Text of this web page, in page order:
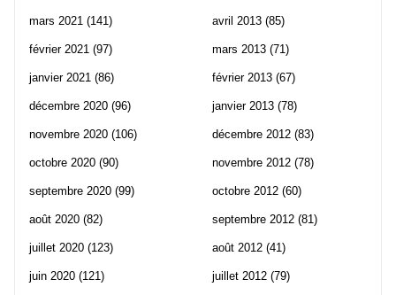
mars 2021 (141)
février 2021 (97)
janvier 2021 (86)
décembre 2020 (96)
novembre 2020 (106)
octobre 2020 (90)
septembre 2020 (99)
août 2020 (82)
juillet 2020 (123)
juin 2020 (121)
avril 2013 (85)
mars 2013 (71)
février 2013 (67)
janvier 2013 (78)
décembre 2012 (83)
novembre 2012 (78)
octobre 2012 (60)
septembre 2012 (81)
août 2012 (41)
juillet 2012 (79)